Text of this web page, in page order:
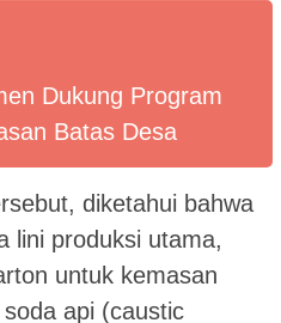
Dukung Program
Batas Desa
diketahui bahwa
lini produksi utama,
untuk kemasan
api (caustic